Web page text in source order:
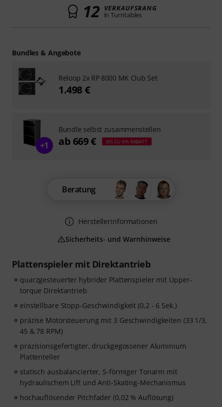
Plattenspieler mit Direktantrieb
quarzgesteuerter hybrider Plattenspieler mit Upper-
torque Direktantrieb
einstellbare Stopp-Geschwindigkeit (0,2 - 6 Sek.)
präzise Motorsteuerung mit 3 Geschwindigkeiten (33 1/3,
45 & 78 RPM)
präzisionsgefertigter, druckgegossener Aluminium
Plattenteller
statisch ausbalancierter, S-förmiger Tonarm mit
hydraulischem Lift und Anti-Skating-Mechanismus
hochauflösender Pitchfader (0,02 % Auflösung)
12 VERKAUFSRANG
in Turntables
Beratung
Herstellerinformationen
Sicherheits- und Warnhinweise
Bundles & Angebote
Reloop 2x RP 8000 MK Club Set
1.498 €
+1
Bundle selbst zusammenstellen
ab 669 € BIS ZU 8% RABATT